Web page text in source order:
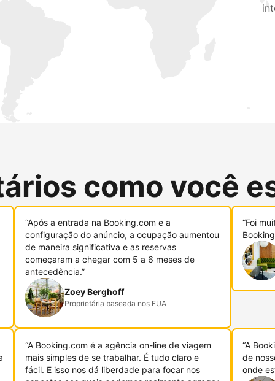
como você
“Após a entrada na Booking.com e a
configuração do anúncio, a ocupação aumentou
de maneira significativa e as reservas
começaram a chegar com 5 a 6 meses de
antecedência.”
Zoey Berghoff
Proprietária baseada nos EUA
“Foi
“A Booking.com é a agência on-line de viagem
mais simples de se trabalhar. É tudo claro e
fácil. E isso nos dá liberdade para focar nos
“A
de
onde